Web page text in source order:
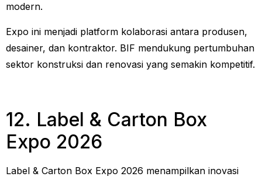
modern.
Expo ini menjadi platform kolaborasi antara produsen,
desainer, dan kontraktor. BIF mendukung pertumbuhan
sektor konstruksi dan renovasi yang semakin kompetitif.
12. Label & Carton Box
Expo 2026
Label & Carton Box Expo 2026 menampilkan inovasi